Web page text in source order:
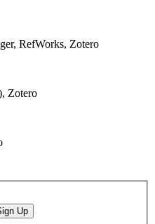
RefWorks, Zotero
Zotero